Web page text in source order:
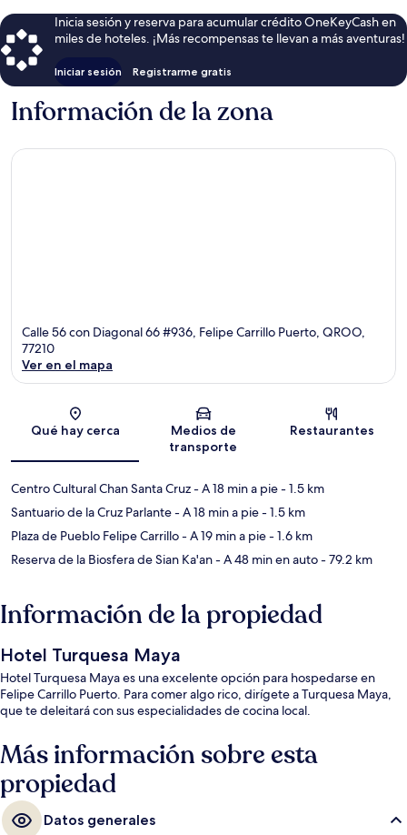
Inicia sesión y reserva para acumular crédito OneKeyCash en
miles de hoteles. ¡Más recompensas te llevan a más aventuras!
Iniciar sesión Registrarme gratis
Información de la zona
Calle 56 con Diagonal 66 #936, Felipe Carrillo Puerto, QROO,
77210
Ver en el mapa
Qué hay cerca
Medios de
transporte
Restaurantes
Centro Cultural Chan Santa Cruz- A 18 min a pie- 1.5 km
Santuario de la Cruz Parlante- A 18 min a pie- 1.5 km
Plaza de Pueblo Felipe Carrillo- A 19 min a pie- 1.6 km
Reserva de la Biosfera de Sian Ka'an- A 48 min en auto- 79.2 km
Información de la propiedad
Hotel Turquesa Maya
Hotel Turquesa Maya es una excelente opción para hospedarse en
Felipe Carrillo Puerto. Para comer algo rico, dirígete a Turquesa Maya,
que te deleitará con sus especialidades de cocina local.
Más información sobre esta
propiedad
Datos generales